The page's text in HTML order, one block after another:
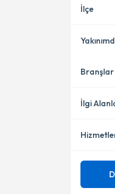
İlçe
Branşlar
İlgi
Mezuniyet